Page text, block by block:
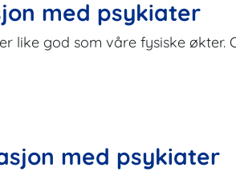
med psykiater
like god som våre fysiske
med psykiater